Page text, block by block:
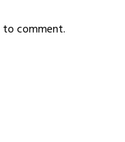
to comment.